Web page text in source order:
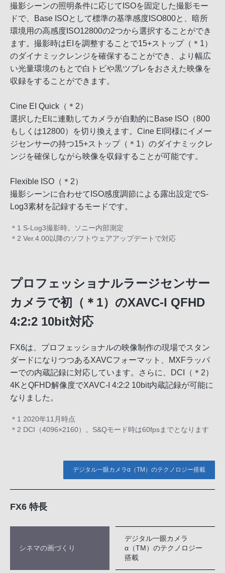
撮影シーンの照明条件に応じてISOを固定した撮影モー
ドで、Base ISOとして標準の基準感度ISO800と、暗所
環境用の高感度ISO12800の2つから選択することができ
ます。撮影時はEIを調整することで15+ストップ（＊1）
のダイナミックレンジを確保することができ、より幅広
い光量環境のもとで白トビや黒ツブレをおさえた映像を
収録をすることができます。
Cine EI Quick（＊2）
選択したEIに連動してカメラが自動的にBase ISO（800
もしくは12800）を切り換えます。Cine EI同様にイメー
ジセンサーの持つ15+ストップ（＊1）のダイナミックレ
ンジを確保しながら映像を収録することが可能です。
Flexible ISO（＊2）
撮影シーンに合わせてISO感度調節による露出設定でS-
Log3素材を記録するモードです。
＊1 S-Log3撮影時。ソニー内部測定
＊2 Ver.4.00以降のソフトウェアアップデートで対応
プロフェッショナルラージセンサー
カメラで初（＊1）のXAVC-I QFHD
4:2:2 10bit対応
FX6は、プロフェッショナルの映像制作の現場でスタン
ダードになりつつあるXAVCフォーマット、MXFラッパ
ーでの内蔵記録に対応しています。さらに、DCI（＊2）
4KとQFHD解像度でXAVC-I 4:2:2 10bit内蔵記録が可能に
なりました。
＊1 2020年11月時点
＊2 DCI（4096×2160）。S&Qモード時は60fpsまでとなります
デジタル一眼カメラα（TM）のテクノロジー搭載
FX6 特長
シネマの画づくり
デジタル一眼カメラ
α（TM）のテクノロジー
搭載